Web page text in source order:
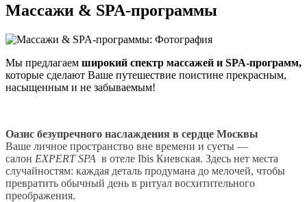
Массажи & SPA-программы
Мы предлагаем широкий спектр массажей и SPA-программ,
которые сделают Ваше путешествие поистине прекрасным,
насыщенным и не забываемым!
Оазис безупречного наслаждения в сердце Москвы
Ваше личное пространство вне времени и суеты —
салон EXPERTSPA в отеле Ibis Киевская. Здесь нет места
случайностям: каждая деталь продумана до мелочей, чтобы
превратить обычный день в ритуал восхитительного
преображения.